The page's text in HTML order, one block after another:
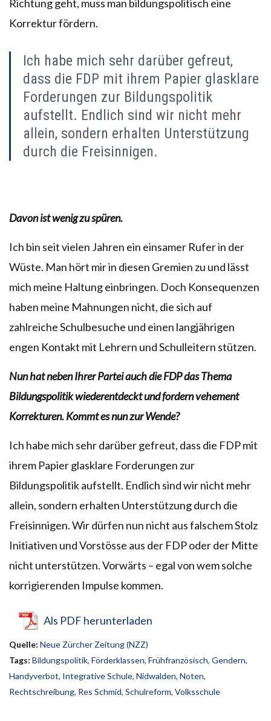
Richtung geht, muss man bildungspolitisch eine
Korrektur fördern.
Ich habe mich sehr darüber gefreut,
dass die FDP mit ihrem Papier glasklare
Forderungen zur Bildungspolitik
aufstellt. Endlich sind wir nicht mehr
allein, sondern erhalten Unterstützung
durch die Freisinnigen.
Davon ist wenig zu spüren.
Ich bin seit vielen Jahren ein einsamer Rufer in der
Wüste. Man hört mir in diesen Gremien zu und lässt
mich meine Haltung einbringen. Doch Konsequenzen
haben meine Mahnungen nicht, die sich auf
zahlreiche Schulbesuche und einen langjährigen
engen Kontakt mit Lehrern und Schulleitern stützen.
Nun hat neben Ihrer Partei auch die FDP das Thema
Bildungspolitik wiederentdeckt und fordern vehement
Korrekturen. Kommt es nun zur Wende?
Ich habe mich sehr darüber gefreut, dass die FDP mit
ihrem Papier glasklare Forderungen zur
Bildungspolitik aufstellt. Endlich sind wir nicht mehr
allein, sondern erhalten Unterstützung durch die
Freisinnigen. Wir dürfen nun nicht aus falschem Stolz
Initiativen und Vorstösse aus der FDP oder der Mitte
nicht unterstützen. Vorwärts – egal von wem solche
korrigierenden Impulse kommen.
Als PDF herunterladen
Quelle: Neue Zürcher Zeitung (NZZ)
Tags: Bildungspolitik, Förderklassen, Frühfranzösisch, Gendern,
Handyverbot, Integrative Schule, Nidwalden, Noten,
Rechtschreibung, Res Schmid, Schulreform, Volksschule